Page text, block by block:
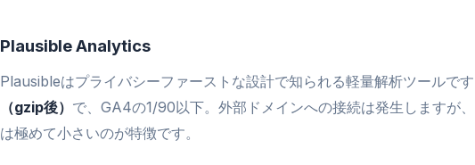
Plausible Analytics
Plausibleはプライバシーファーストな設計で知られる軽量解析ツールで
（gzip後） で、GA4の1/90以下。外部ドメインへの接続は発生しますが
は極めて小さいのが特徴です。